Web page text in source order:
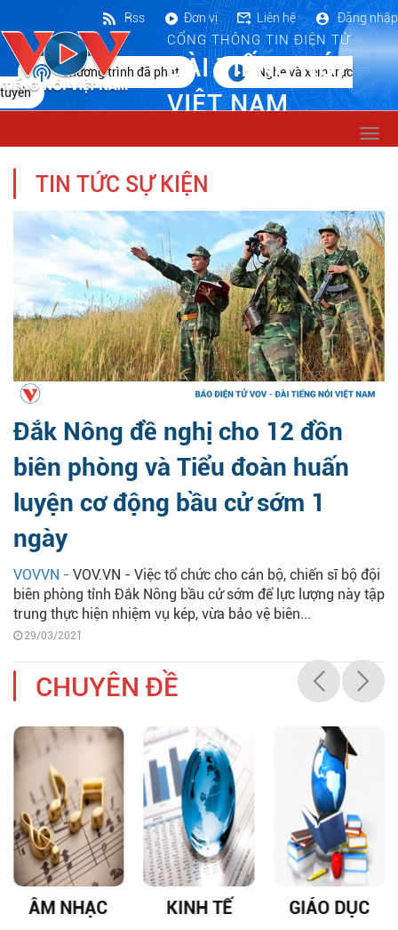
CỔNG THÔNG TIN ĐIỆN TỬ
ĐÀI TIẾNG NÓI
VIỆT NAM
Đăng nhập
Liên hệ
Đơn vị
Rss
Chương trình đã phát
Nghe và xem trực
tuyến
TIN TỨC SỰ KIỆN
Đắk Nông đề nghị cho 12 đồn
biên phòng và Tiểu đoàn huấn
luyện cơ động bầu cử sớm 1
ngày
VOVVN - VOV.VN - Việc tổ chức cho cán bộ, chiến sĩ bộ đội
biên phòng tỉnh Đắk Nông bầu cử sớm để lực lượng này tập
trung thực hiện nhiệm vụ kép, vừa bảo vệ biên...
29/03/2021
CHUYÊN ĐỀ
ÂM NHẠC KINH TẾ GIÁO DỤC